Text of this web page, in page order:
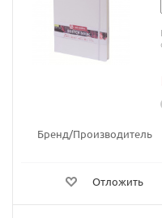
Бренд/Производитель
Отложить